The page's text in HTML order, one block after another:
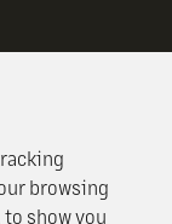
browsing
show you